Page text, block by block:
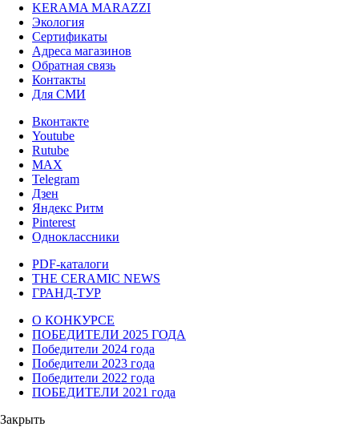
KERAMA MARAZZI
Экология
Сертификаты
Адреса магазинов
Обратная связь
Контакты
Для СМИ
Вконтакте
Youtube
Rutube
MAX
Telegram
Дзен
Яндекс Ритм
Pinterest
Одноклассники
PDF-каталоги
THE CERAMIC NEWS
ГРАНД-ТУР
О КОНКУРСЕ
ПОБЕДИТЕЛИ 2025 ГОДА
Победители 2024 года
Победители 2023 года
Победители 2022 года
ПОБЕДИТЕЛИ 2021 года
Закрыть